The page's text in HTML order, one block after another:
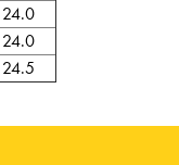
24.0
24.0
24.5